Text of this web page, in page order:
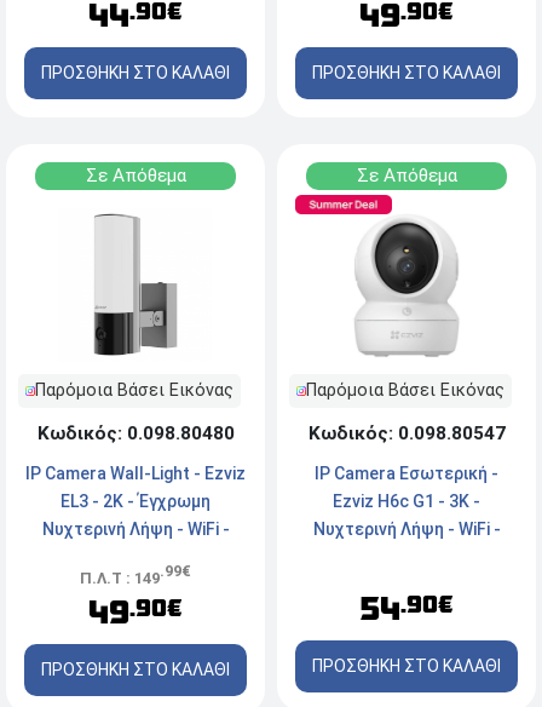
44.90€
ΠΡΟΣΘΗΚΗ ΣΤΟ ΚΑΛΑΘΙ
49.90€
ΠΡΟΣΘΗΚΗ ΣΤΟ ΚΑΛΑΘΙ
Σε Απόθεμα
Παρόμοια Βάσει Εικόνας
Κωδικός: 0.098.80480
IP Camera Wall-Light - Ezviz
EL3 - 2K - Έγχρωμη
Νυχτερινή Λήψη - WiFi -
Π.Λ.Τ : 149.99€
49.90€
ΠΡΟΣΘΗΚΗ ΣΤΟ ΚΑΛΑΘΙ
Σε Απόθεμα
Παρόμοια Βάσει Εικόνας
Κωδικός: 0.098.80547
IP Camera Εσωτερική -
Ezviz H6c G1 - 3K -
Νυχτερινή Λήψη - WiFi -
54.90€
ΠΡΟΣΘΗΚΗ ΣΤΟ ΚΑΛΑΘΙ